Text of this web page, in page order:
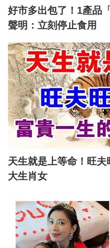
好市多出包了！1產品
聲明：立刻停止食用
天生就是上等命！旺
大生肖女